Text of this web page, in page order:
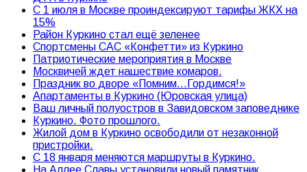
С 1 июля в Москве проиндексируют тарифы ЖКХ на
15%
Район Куркино стал ещё зеленее
Спортсмены САС «Конфетти» из Куркино
Патриотические мероприятия в Москве
Москвичей ждет нашествие комаров.
Праздник во дворе «Помним…Гордимся!»
Апартаменты в Куркино (Юровская улица)
Ваш личный полуостров в Завидовском заповеднике
Куркино. Фото прошлого.
Жилой дом в Куркино освободили от незаконной
пристройки.
С 18 января меняются маршруты в Куркино.